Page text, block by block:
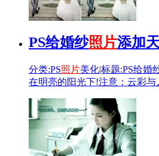
PS给婚纱照片添加
分类:PS照片美化|标题:PS给婚
在明亮的阳光下!注意：云彩